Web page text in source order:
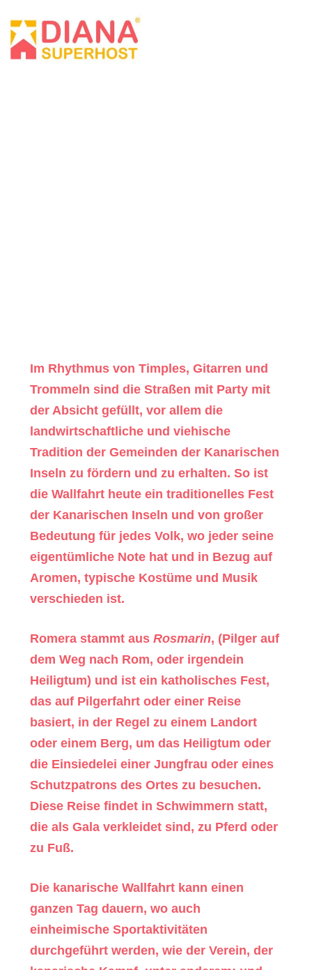
Im Rhythmus von Timples, Gitarren und
Trommeln sind die Straßen mit Party mit
der Absicht gefüllt, vor allem die
landwirtschaftliche und viehische
Tradition der Gemeinden der Kanarischen
Inseln zu fördern und zu erhalten. So ist
die Wallfahrt heute ein traditionelles Fest
der Kanarischen Inseln und von großer
Bedeutung für jedes Volk, wo jeder seine
eigentümliche Note hat und in Bezug auf
Aromen, typische Kostüme und Musik
verschieden ist.
Romera stammt aus Rosmarin, (Pilger auf
dem Weg nach Rom, oder irgendein
Heiligtum) und ist ein katholisches Fest,
das auf Pilgerfahrt oder einer Reise
basiert, in der Regel zu einem Landort
oder einem Berg, um das Heiligtum oder
die Einsiedelei einer Jungfrau oder eines
Schutzpatrons des Ortes zu besuchen.
Diese Reise findet in Schwimmern statt,
die als Gala verkleidet sind, zu Pferd oder
zu Fuß.
Die kanarische Wallfahrt kann einen
ganzen Tag dauern, wo auch
einheimische Sportaktivitäten
durchgeführt werden, wie der Verein, der